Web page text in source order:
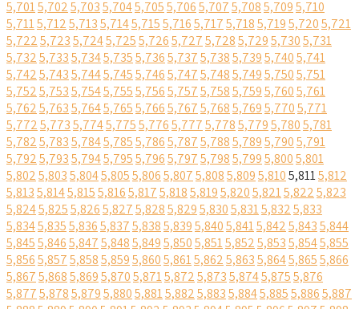
5,7015,7025,7035,7045,7055,7065,7075,7085,7095,710
5,7115,7125,7135,7145,7155,7165,7175,7185,7195,7205,721
5,7225,7235,7245,7255,7265,7275,7285,7295,7305,731
5,7325,7335,7345,7355,7365,7375,7385,7395,7405,741
5,7425,7435,7445,7455,7465,7475,7485,7495,7505,751
5,7525,7535,7545,7555,7565,7575,7585,7595,7605,761
5,7625,7635,7645,7655,7665,7675,7685,7695,7705,771
5,7725,7735,7745,7755,7765,7775,7785,7795,7805,781
5,7825,7835,7845,7855,7865,7875,7885,7895,7905,791
5,7925,7935,7945,7955,7965,7975,7985,7995,8005,801
5,8025,8035,8045,8055,8065,8075,8085,8095,8105,8115,812
5,8135,8145,8155,8165,8175,8185,8195,8205,8215,8225,823
5,8245,8255,8265,8275,8285,8295,8305,8315,8325,833
5,8345,8355,8365,8375,8385,8395,8405,8415,8425,8435,844
5,8455,8465,8475,8485,8495,8505,8515,8525,8535,8545,855
5,8565,8575,8585,8595,8605,8615,8625,8635,8645,8655,866
5,8675,8685,8695,8705,8715,8725,8735,8745,8755,876
5,8775,8785,8795,8805,8815,8825,8835,8845,8855,8865,887